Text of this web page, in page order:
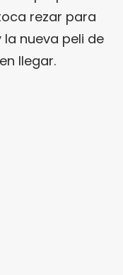
rezar para
nueva peli de
llegar.